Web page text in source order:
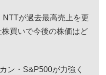
NTTが過去最高売上を更
買いで今後の株価はど
ン・S&P500が力強く